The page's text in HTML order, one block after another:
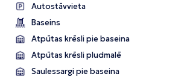
Autostāvvieta
Baseins
Atpūtas krēsli pie baseina
Atpūtas krēsli pludmalē
Saulessargi pie baseina